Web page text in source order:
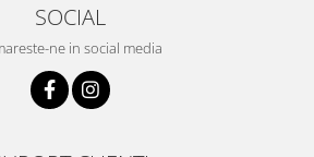
SOCIAL
ne in social media